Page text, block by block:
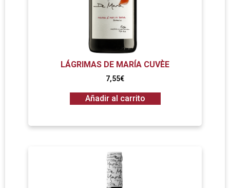
LÁGRIMAS DE MARÍA CUVÈE
7,55€
Añadir al carrito